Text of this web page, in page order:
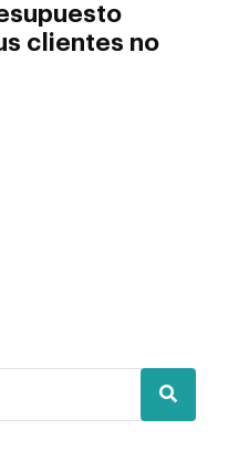
clientes no